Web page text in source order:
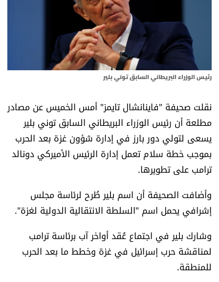
نداء القرّاء
خاص الموقع
كتّابنا
تحت المجهر
آراء
العالم
الصحافة الإسرائيلية
ثقافة وفنون
رئيس الوزراء البريطاني السابق توني بلير
نقلت صحيفة "فاينانشال تايمز" أمس الخميس عن مصادر
مطلعة أن رئيس الوزراء البريطاني السابق توني بلير
يسعى لتولي دور بارز في إدارة شؤون غزة بعد الحرب
بموجب خطة سلام تعمل إدارة الرئيس الأميركي دونالد
ترامب على تطويرها.
وأضافت الصحيفة أن اسم بلير طُرح لرئاسة مجلس
إشرافي يحمل اسم "السلطة الانتقالية الدولية لغزة".
وشارك بلير في اجتماع عُقد أواخر آب برئاسة ترامب
لمناقشة حرب إسرائيل في غزة وخطط ما بعد الحرب
للمنطقة.